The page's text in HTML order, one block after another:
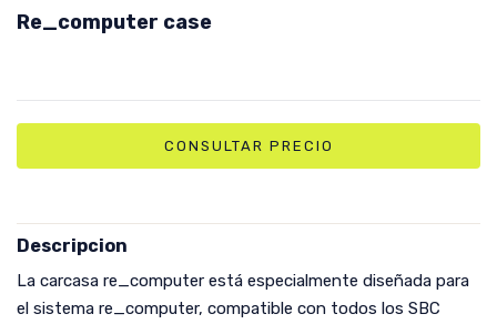
Re_computer case
Descripcion
La carcasa re_computer está especialmente diseñada para
el sistema re_computer, compatible con todos los SBC